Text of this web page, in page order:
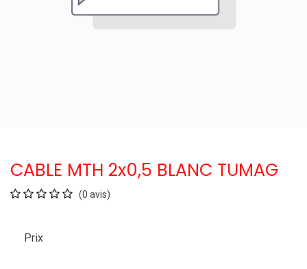
CABLE MTH 2x0,5 BLANC TUMAG
(0 avis)
Prix